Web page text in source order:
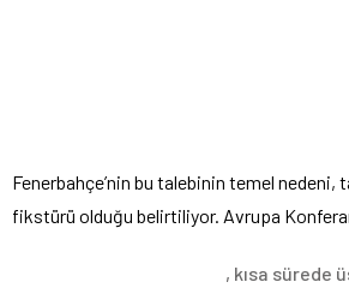
Fenerbahçe’nin bu talebinin temel nedeni,
fikstürü olduğu belirtiliyor. Avrupa
, kısa sürede